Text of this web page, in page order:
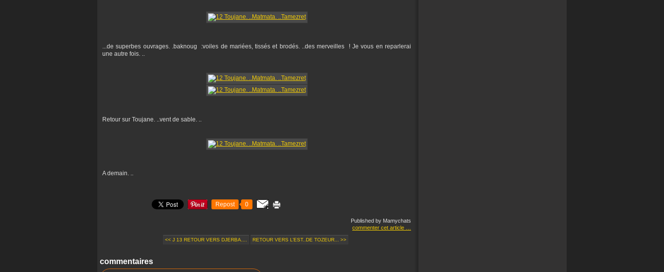
...de superbes ouvrages. .baknoug :voiles de mariées, tissés et brodés. ..des merveilles ! Je vous en reparlerai
une autre fois. ..
Retour sur Toujane. ..vent de sable. ..
A demain. ..
Repost 0
Published by Mamychats
commenter cet article
<< J 13 RETOUR VERS DJERBA.... RETOUR VERS L’EST..DE TOZEUR... >>
commentaires